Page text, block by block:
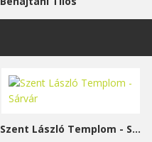
Szent László Templom - Sárvár